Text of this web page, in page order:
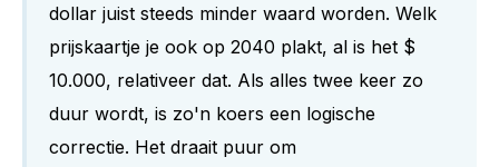
dollar juist steeds minder waard worden. Welk
prijskaartje je ook op 2040 plakt, al is het $
10.000, relativeer dat. Als alles twee keer zo
duur wordt, is zo'n koers een logische
correctie. Het draait puur om